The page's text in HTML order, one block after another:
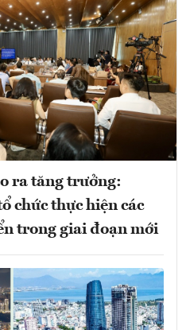
ra tăng trưởng:
chức thực hiện các
trong giai đoạn mới